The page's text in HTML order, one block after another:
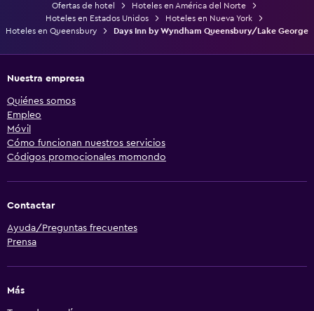
Ofertas de hotel
Hoteles en América del Norte
Hoteles en Estados Unidos
Hoteles en Nueva York
Hoteles en Queensbury
Days Inn by Wyndham Queensbury/Lake George
Nuestra empresa
Quiénes somos
Empleo
Móvil
Cómo funcionan nuestros servicios
Códigos promocionales momondo
Contactar
Ayuda/Preguntas frecuentes
Prensa
Más